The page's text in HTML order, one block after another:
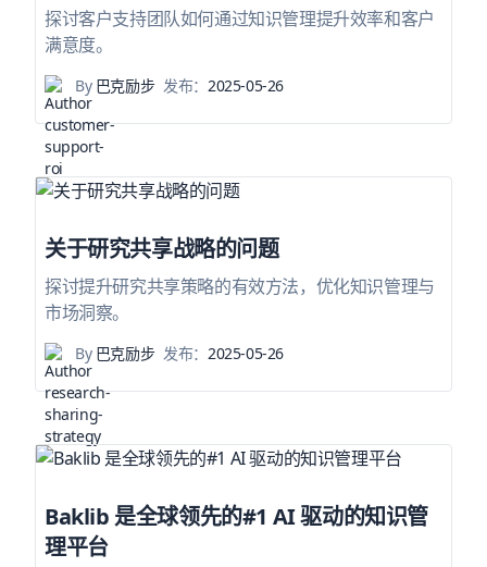
探讨客户支持团队如何通过知识管理提升效率和客户
满意度。
By巴克励步 发布：2025-05-26
关于研究共享战略的问题
探讨提升研究共享策略的有效方法，优化知识管理与
市场洞察。
By巴克励步 发布：2025-05-26
Baklib 是全球领先的#1 AI 驱动的知识管
理平台